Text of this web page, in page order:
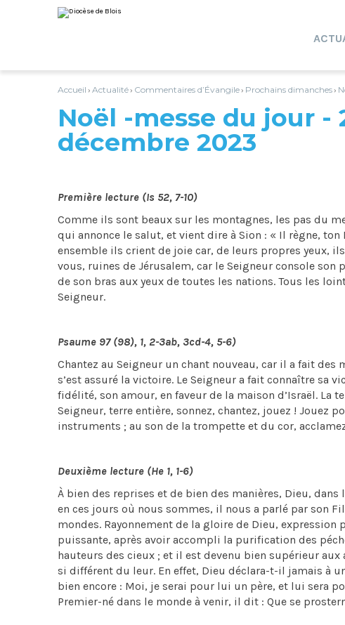
au
contenu.
personnels
Accueil › Actualité› Commentaires d’Évangile› Prochains dimanches›
Noël -messe du jour -
décembre 2023
Première lecture (Is 52, 7-10)
Comme ils sont beaux sur les montagnes, les pas du
qui annonce le salut, et vient dire à Sion : « Il règne,
ensemble ils crient de joie car, de leurs propres yeux,
vous, ruines de Jérusalem, car le Seigneur console
de son bras aux yeux de toutes les nations. Tous les
Seigneur.
Psaume 97 (98), 1, 2-3ab, 3cd-4, 5-6)
Chantez au Seigneur un chant nouveau, car il a fait
s’est assuré la victoire. Le Seigneur a fait connaître sa
fidélité, son amour, en faveur de la maison d’Israël. La
Seigneur, terre entière, sonnez, chantez, jouez ! Jouez
instruments ; au son de la trompette et du cor,
Deuxième lecture (He 1, 1-6)
À bien des reprises et de bien des manières, Dieu,
en ces jours où nous sommes, il nous a parlé par son
mondes. Rayonnement de la gloire de Dieu,
puissante, après avoir accompli la purification des
hauteurs des cieux ; et il est devenu bien supérieur
si différent du leur. En effet, Dieu déclara-t-il jamais à
bien encore : Moi, je serai pour lui un père, et lui sera
Premier-né dans le monde à venir, il dit : Que se